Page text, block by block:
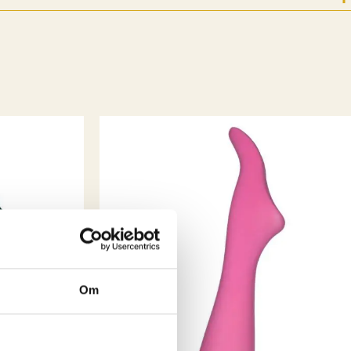
Om
Lituaen som fikk tilsendt mønster, mål og stoffer av Emm
sendt tilbake til Norge. Og rett til dere etter en prøving og
meg. Etter en liten stund så mistet jeg dette samarbeidet
jeg at det IKKE ville gå rundt økonomisk , med å
Det ligger mye jobb bak et klesplagg
jeg valgte å ta inn klesmerker som jeg selv elsker og har
Fredrikstad er jo en liten storby (i følge oss selv i allefall
vi ha en like kul vintageinspirert klesbutikk som de andre
er historie og i dag er Emm K. en liten bedrift med fine
og kanskje de kuleste kundene?
neste 5 vil by på! Takk til dere alle, love you all